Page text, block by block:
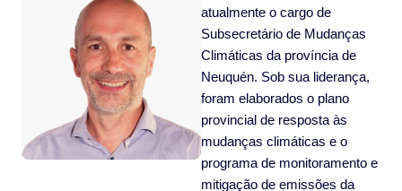
atualmente o cargo de
Subsecretário de Mudanças
Climáticas da província de
Neuquén. Sob sua liderança,
foram elaborados o plano
provincial de resposta às
mudanças climáticas e o
programa de monitoramento e
mitigação de emissões da